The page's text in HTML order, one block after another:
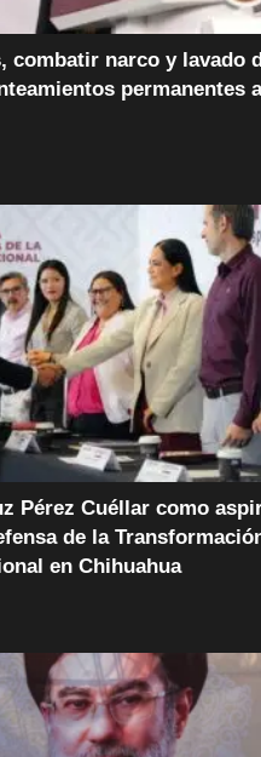
combatir narco y lavado
permanentes
Pérez Cuéllar como
de la
en Chihuahua